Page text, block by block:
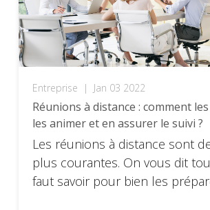
Entreprise | Jan 03 2022
Réunions à distance : comment
les animer et en assurer le suivi ?
Les réunions à distance sont
plus courantes. On vous dit
faut savoir pour bien les